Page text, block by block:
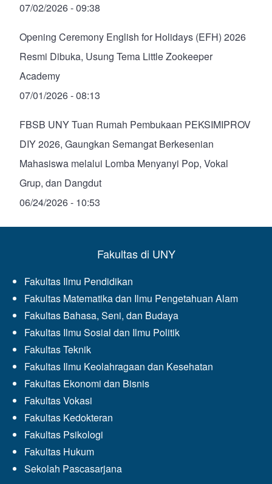
07/02/2026 - 09:38
Opening Ceremony English for Holidays (EFH) 2026
Resmi Dibuka, Usung Tema Little Zookeeper
Academy
07/01/2026 - 08:13
FBSB UNY Tuan Rumah Pembukaan PEKSIMIPROV
DIY 2026, Gaungkan Semangat Berkesenian
Mahasiswa melalui Lomba Menyanyi Pop, Vokal
Grup, dan Dangdut
06/24/2026 - 10:53
Fakultas di UNY
Fakultas Ilmu Pendidikan
Fakultas Matematika dan Ilmu Pengetahuan Alam
Fakultas Bahasa, Seni, dan Budaya
Fakultas Ilmu Sosial dan Ilmu Politik
Fakultas Teknik
Fakultas Ilmu Keolahragaan dan Kesehatan
Fakultas Ekonomi dan Bisnis
Fakultas Vokasi
Fakultas Kedokteran
Fakultas Psikologi
Fakultas Hukum
Sekolah Pascasarjana